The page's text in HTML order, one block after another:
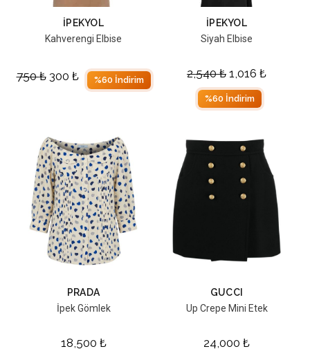
İPEKYOL
Kahverengi Elbise
750₺ 300 ₺ %60 İndirim
İPEKYOL
Siyah Elbise
2,540₺ 1,016 ₺
%60 İndirim
PRADA
İpek Gömlek
18,500 ₺
GUCCI
Up Crepe Mini Etek
24,000 ₺